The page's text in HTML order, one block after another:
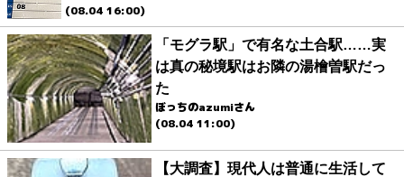
(08.04 16:00)
「モグラ駅」で有名な土合駅……実
は真の秘境駅はお隣の湯檜曽駅だっ
た
ぼっちのazumiさん
(08.04 11:00)
【大調査】現代人は普通に生活して